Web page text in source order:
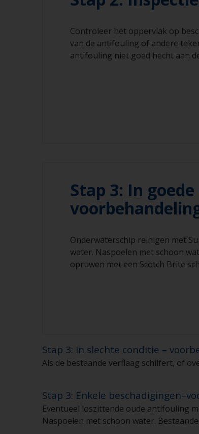
Controleer het oppervlak op
van de antifouling of andere
antifouling niet goed hecht aan
Stap 3: In
Onderwaterschip reinigen met
water. Naspoelen met schoon
opruwen met een Scotch Brite
Stap 3: In slechte conditie –
Als de bestaande verflaag schilfert, of
Stap 3: Enkele
Eventueel loszittende oude antifouling
Naspoelen met schoon water.